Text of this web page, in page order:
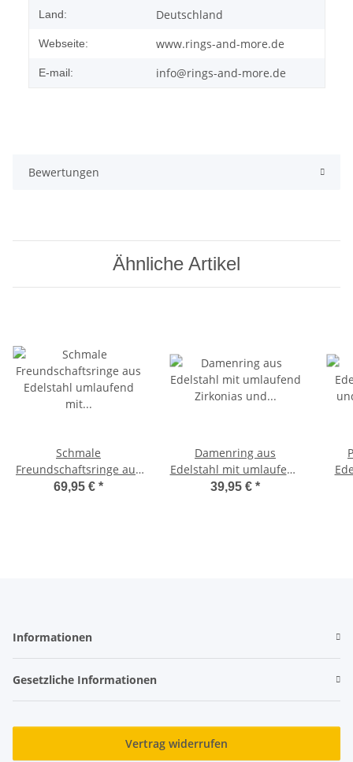
Land: Deutschland
Webseite: www.rings-and-more.de
E-mail: info@rings-and-more.de
Bewertungen
Ähnliche Artikel
Schmale
Freundschaftsringe aus
Edelstahl umlaufend mit
69,95 € *
Damenring aus
Edelstahl mit umlaufend
Zirkonias und Gravur
39,95 € *
Informationen
Gesetzliche Informationen
Vertrag widerrufen